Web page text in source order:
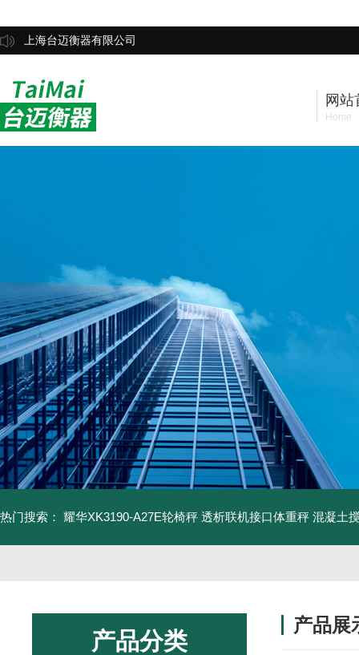
上海台迈衡器有限公司
网站
Home
热门搜索： 耀华XK3190-A27E轮椅秤 透析联机接口体重秤 混凝土
产品分类
产品展